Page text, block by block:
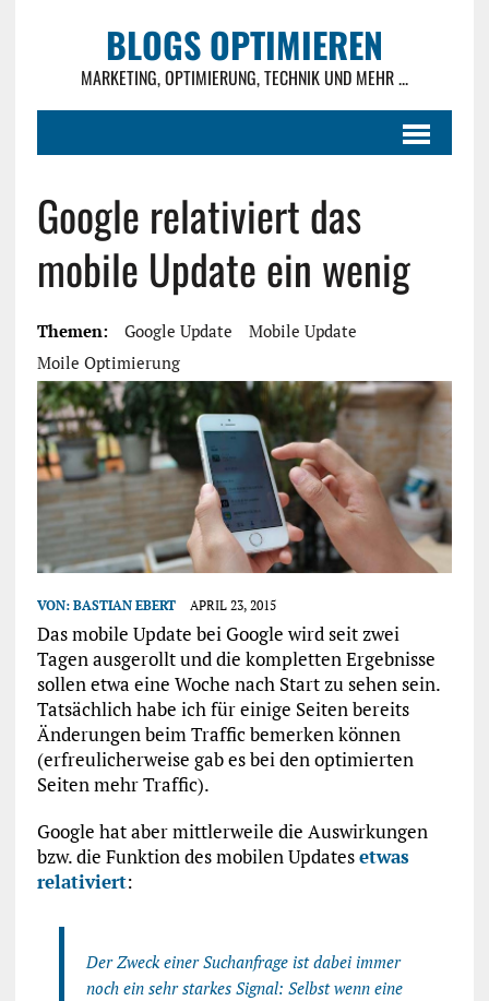
BLOGS OPTIMIEREN
MARKETING, OPTIMIERUNG, TECHNIK UND MEHR ...
Google relativiert das
mobile Update ein wenig
Themen: Google Update
Mobile Update
Moile Optimierung
VON: BASTIAN EBERT APRIL 23, 2015
Das mobile Update bei Google wird seit zwei
Tagen ausgerollt und die kompletten Ergebnisse
sollen etwa eine Woche nach Start zu sehen sein.
Tatsächlich habe ich für einige Seiten bereits
Änderungen beim Traffic bemerken können
(erfreulicherweise gab es bei den optimierten
Seiten mehr Traffic).
Google hat aber mittlerweile die Auswirkungen
bzw. die Funktion des mobilen Updatesetwas
relativiert:
Der Zweck einer Suchanfrage ist dabei immer
noch ein sehr starkes Signal: Selbst wenn eine